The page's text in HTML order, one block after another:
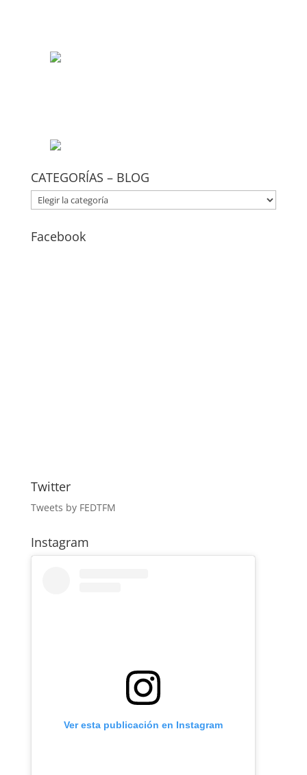
CATEGORÍAS – BLOG
CATEGORÍAS
–
Facebook
Twitter
Tweets by FEDTFM
Instagram
Ver esta publicación en Instagram